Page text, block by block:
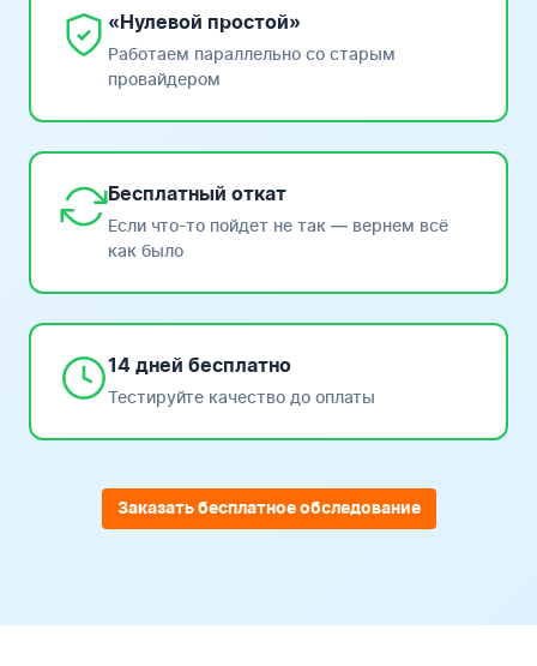
«Нулевой простой»
Работаем параллельно со старым
провайдером
Бесплатный откат
Если что-то пойдет не так — вернем всё
как было
14 дней бесплатно
Тестируйте качество до оплаты
Заказать бесплатное обследование